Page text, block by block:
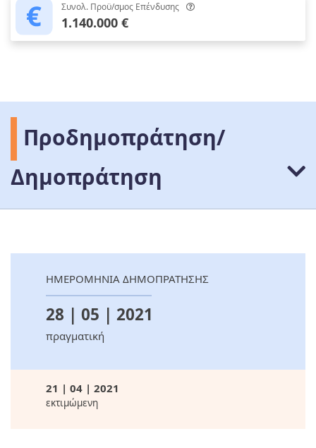
Συνολ. Προϋ/σμος Επένδυσης
1.140.000 €
Προδημοπράτηση/
Δημοπράτηση
ΗΜΕΡΟΜΗΝΙΑ ΔΗΜΟΠΡΑΤΗΣΗΣ
28 | 05 | 2021
πραγματική
21 | 04 | 2021
εκτιμώμενη